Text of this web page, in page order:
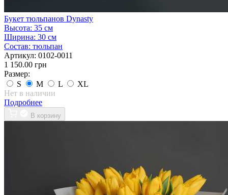
Букет тюльпанов Dynasty
Высота: 35 см
Ширина: 30 см
Состав: тюльпан
Артикул: 0102-0011
1 150.00 грн
Размер:
S
M L
XL
Нет в наличии
Подробнее
В корзину